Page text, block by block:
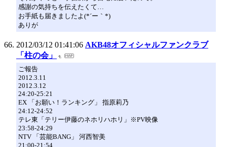
感謝の気持ちを伝えたくて…
お手紙も届きましたよ(*´ー｀*)
ありが
2012/03/12 01:41:06 AKB48オフィシャルファンクラブ
「柱の会」
ご報告
2012.3.11
2012.3.12
24:20-25:21
EX 「お願い！ランキング」 指原莉乃
24:12-24:52
テレ東「テリー伊藤のネホリハホリ」※PV映像
23:58-24:29
NTV 「芸能BANG」 河西智美
21:00-21:54